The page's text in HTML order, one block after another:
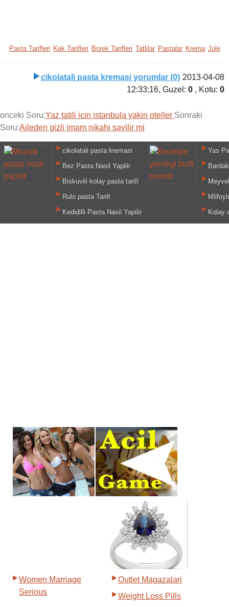
Pasta Tarifleri Kek Tarifleri Borek Tarifleri Tatlilar Pastalar Krema Jole
cikolatali pasta kremasi yorumlar (0) 2013-04-08
12:33:16, Guzel:0 , Kotu:0
onceki Soru:Yaz tatili icin istanbula yakin oteller Sonraki
Soru:Aileden gizli imam nikahi sayilir mi
cikolatali pasta kremasi
Bez Pasta Nasil Yapilir
Biskuvili kolay pasta tarifi
Rulo pasta Tarifi
Kedidilli Pasta Nasil Yapilir
Yas
Kolay
Women Marriage
Serious
Outlet Magazalari
Weight Loss Pills